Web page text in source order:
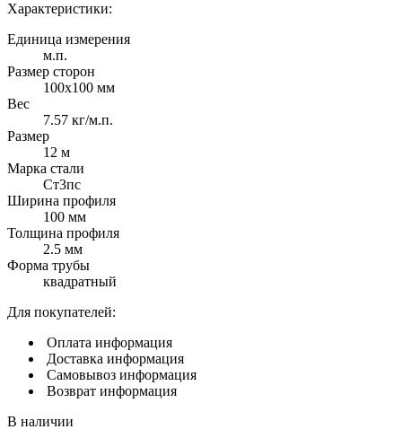
Характеристики:
Единица измерения
м.п.
Размер сторон
100х100 мм
Вес
7.57 кг/м.п.
Размер
12 м
Марка стали
Cт3пс
Ширина профиля
100 мм
Толщина профиля
2.5 мм
Форма трубы
квадратный
Для покупателей:
Оплата информация
Доставка информация
Самовывоз информация
Возврат информация
В наличии